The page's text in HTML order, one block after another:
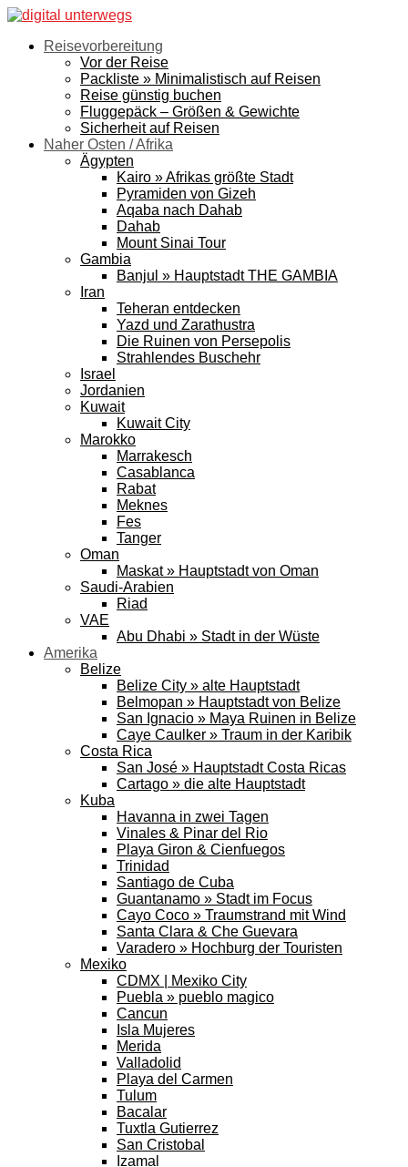
Reisevorbereitung
Vor der Reise
Packliste » Minimalistisch auf Reisen
Reise günstig buchen
Fluggepäck – Größen & Gewichte
Sicherheit auf Reisen
Naher Osten / Afrika
Ägypten
Kairo » Afrikas größte Stadt
Pyramiden von Gizeh
Aqaba nach Dahab
Dahab
Mount Sinai Tour
Gambia
Banjul » Hauptstadt THE GAMBIA
Iran
Teheran entdecken
Yazd und Zarathustra
Die Ruinen von Persepolis
Strahlendes Buschehr
Israel
Jordanien
Kuwait
Kuwait City
Marokko
Marrakesch
Casablanca
Rabat
Meknes
Fes
Tanger
Oman
Maskat » Hauptstadt von Oman
Saudi-Arabien
Riad
VAE
Abu Dhabi » Stadt in der Wüste
Amerika
Belize
Belize City » alte Hauptstadt
Belmopan » Hauptstadt von Belize
San Ignacio » Maya Ruinen in Belize
Caye Caulker » Traum in der Karibik
Costa Rica
San José » Hauptstadt Costa Ricas
Cartago » die alte Hauptstadt
Kuba
Havanna in zwei Tagen
Vinales & Pinar del Rio
Playa Giron & Cienfuegos
Trinidad
Santiago de Cuba
Guantanamo » Stadt im Focus
Cayo Coco » Traumstrand mit Wind
Santa Clara & Che Guevara
Varadero » Hochburg der Touristen
Mexiko
CDMX | Mexiko City
Puebla » pueblo magico
Cancun
Isla Mujeres
Merida
Valladolid
Playa del Carmen
Tulum
Bacalar
Tuxtla Gutierrez
San Cristobal
Izamal